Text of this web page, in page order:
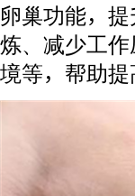
卵巢功能，
炼、减少工
境等，帮助